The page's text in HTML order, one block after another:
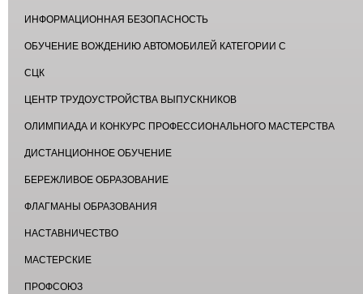
ИНФОРМАЦИОННАЯ БЕЗОПАСНОСТЬ
ОБУЧЕНИЕ ВОЖДЕНИЮ АВТОМОБИЛЕЙ КАТЕГОРИИ С
СЦК
ЦЕНТР ТРУДОУСТРОЙСТВА ВЫПУСКНИКОВ
ОЛИМПИАДА И КОНКУРС ПРОФЕССИОНАЛЬНОГО МАСТЕРСТВА
ДИСТАНЦИОННОЕ ОБУЧЕНИЕ
БЕРЕЖЛИВОЕ ОБРАЗОВАНИЕ
ФЛАГМАНЫ ОБРАЗОВАНИЯ
НАСТАВНИЧЕСТВО
МАСТЕРСКИЕ
ПРОФСОЮЗ